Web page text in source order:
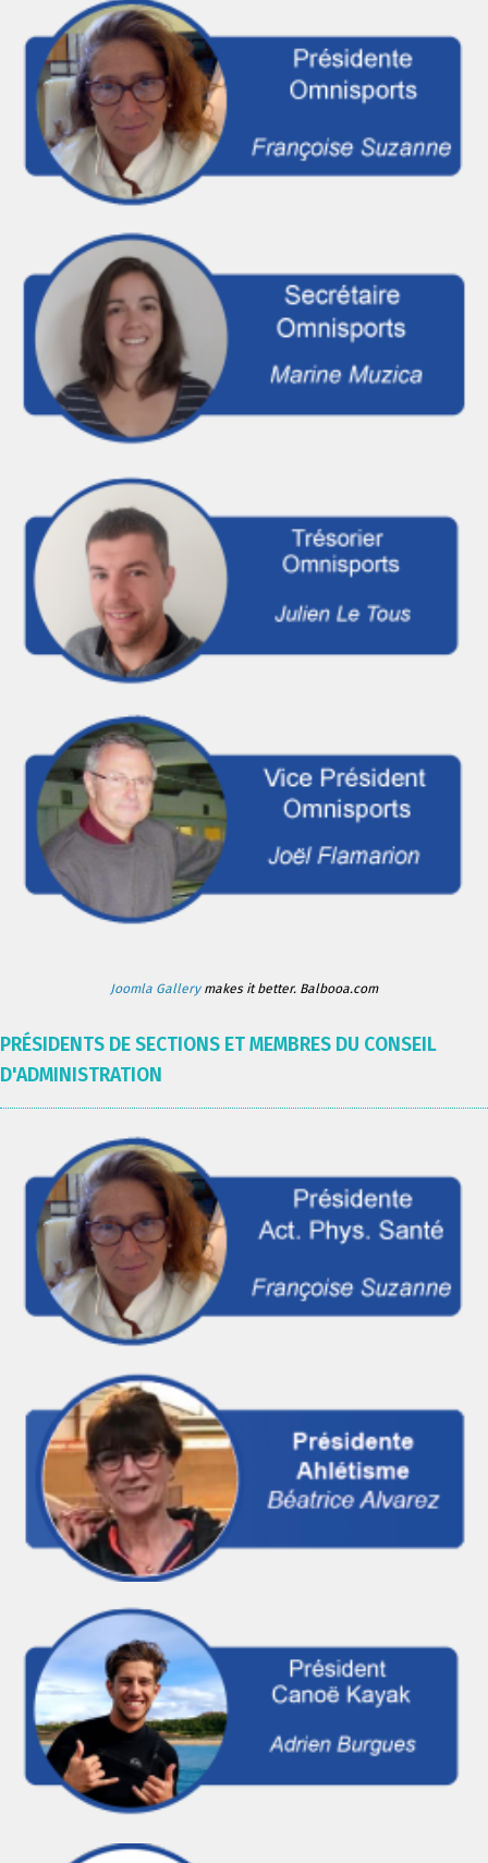
Joomla Gallerymakes it better. Balbooa.com
PRÉSIDENTS DE SECTIONS ET MEMBRES DU CONSEIL
D'ADMINISTRATION